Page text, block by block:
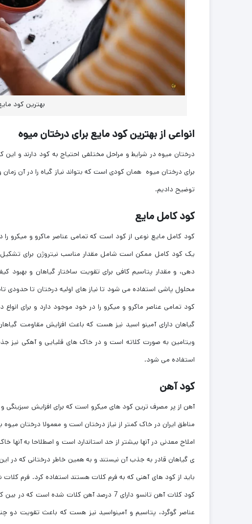
بهترین کود
انواعی از بهترین کود مایع برای درختان میوه
درختان میوه در شرایط و مراحل مختلفی احتیاج به کود دارند و این
برای درختان میوه همان کودی است که بتواند نیاز گیاه را در آن زمان
توضیح دادیم.
کود کامل مایع
کود کامل مایع نوعی از کود است که تمامی عناصر ماکرو و میکرو را
یک کود کامل ممکن است شامل مقدار مناسب نیتروژن برای
‌دهی، و مقدار پتاسیم کافی برای تقویت ساختار گیاهان و بهبود
محلول پاشی استفاده می شود تا نیاز های اولیه درختان تا
کود تمامی عناصر ماکرو و میکرو را در خود موجود دارد و برای
گیاهان دارای آمینو اسید نیز هست که باعث افزایش مقاومت
ویتامین به صورت کلاته است و در خاک های قلیایی و آهکی نیز
استفاده می شود.
کود آهن
آهن از پر مصرف ترین کود های میکرو است که برای افزایش
املاح معدنی در آنها بیشتر از حد استاندارد است و اصطلاحا به
ی گیاهان قادر به جذب آن نیستند و به همین خاطر درختانی که در
باید از کود های آهنی که به فرم کلات هستند استفاده کرد. فرم
کود کلات آهن تانسو دارای 7 درصد آهن کلات
عناصر گوگرد، پتاسیم و آمینواسید نیز هست که باعث تقویت